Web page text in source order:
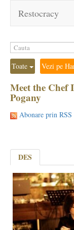
Restocracy
Toate Vezi pe
Meet the Chef
Pogany
Abonare prin
DES